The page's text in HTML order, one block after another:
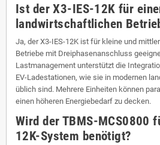
Ist der X3-IES-12K für
landwirtschaftlichen
Ja, der X3-IES-12K ist für kleine und
Betriebe mit Dreiphasenanschluss
Lastmanagement unterstützt die
EV-Ladestationen, wie sie in modernen
üblich sind. Mehrere Einheiten können
einen höheren Energiebedarf zu decken.
Wird der TBMS-MCS0800
12K-System benötigt?